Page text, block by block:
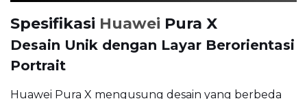
Spesifikasi Huawei Pura X
Desain Unik dengan Layar Berorientasi
Portrait
Huawei Pura X mengusung desain yang berbeda